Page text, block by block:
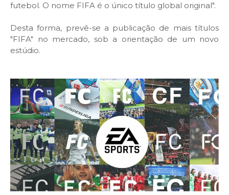
futebol. O nome FIFA é o único título global original".
Desta forma, prevê-se a publicação de mais títulos
"FIFA" no mercado, sob a orientação de um novo
estúdio.